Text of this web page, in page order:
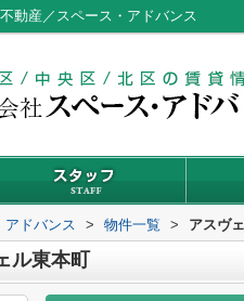
動産／スペース・アドバンス
アドバンス > 物件一覧 > アスヴ
東本町